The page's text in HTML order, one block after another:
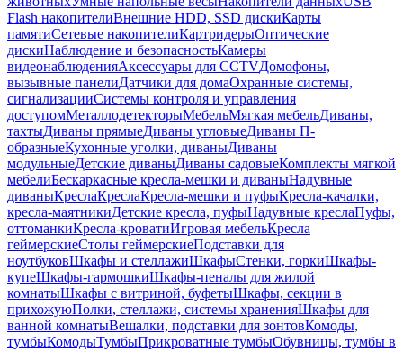
Flash накопителиВнешние HDD, SSD дискиКарты
памятиСетевые накопителиКартридерыОптические
дискиНаблюдение и безопасностьКамеры
видеонаблюденияАксессуары для CCTVДомофоны,
вызывные панелиДатчики для домаОхранные системы,
сигнализацииСистемы контроля и управления
доступомМеталлодетекторыМебельМягкая мебельДиваны,
тахтыДиваны прямыеДиваны угловыеДиваны П-
образныеКухонные уголки, диваныДиваны
модульныеДетские диваныДиваны садовыеКомплекты мягкой
мебелиБескаркасные кресла-мешки и диваныНадувные
диваныКреслаКреслаКресла-мешки и пуфыКресла-качалки,
кресла-маятникиДетские кресла, пуфыНадувные креслаПуфы,
оттоманкиКресла-кроватиИгровая мебельКресла
геймерскиеСтолы геймерскиеПодставки для
ноутбуковШкафы и стеллажиШкафыСтенки, горкиШкафы-
купеШкафы-гармошкиШкафы-пеналы для жилой
комнатыШкафы с витриной, буфетыШкафы, секции в
прихожуюПолки, стеллажи, системы храненияШкафы для
ванной комнатыВешалки, подставки для зонтовКомоды,
тумбыКомодыТумбыПрикроватные тумбыОбувницы, тумбы в